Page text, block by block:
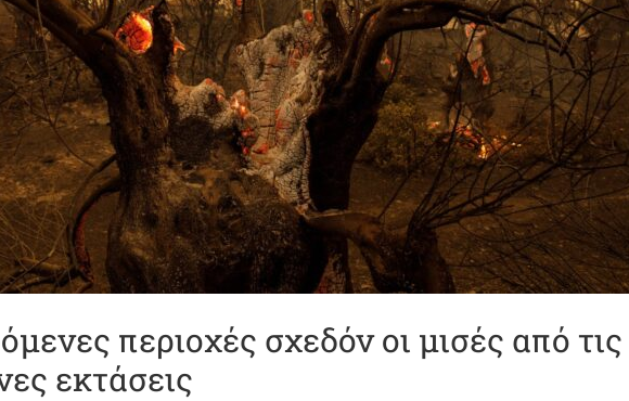
περιοχές σχεδόν οι μισές από τις
εκτάσεις